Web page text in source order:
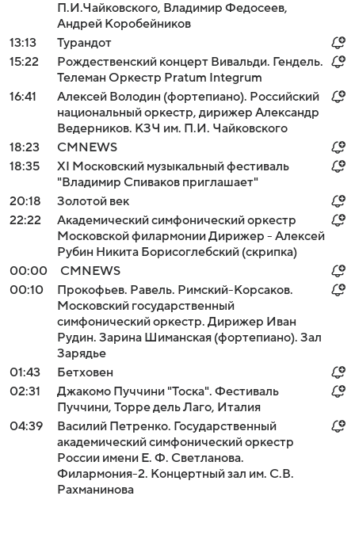
П.И.Чайковского, Владимир Федосеев,
Андрей Коробейников
13:13
Турандот
15:22
Рождественский концерт Вивальди. Гендель.
Телеман Оркестр Pratum Integrum
16:41
Алексей Володин (фортепиано). Российский
национальный оркестр, дирижер Александр
Ведерников. КЗЧ им. П.И. Чайковского
18:23
СМNEWS
18:35
XI Московский музыкальный фестиваль
"Владимир Спиваков приглашает"
20:18
Золотой век
22:22
Академический симфонический оркестр
Московской филармонии Дирижер - Алексей
Рубин Никита Борисоглебский (скрипка)
00:00
СМNEWS
00:10
Прокофьев. Равель. Римский-Корсаков.
Московский государственный
симфонический оркестр. Дирижер Иван
Рудин. Зарина Шиманская (фортепиано). Зал
Зарядье
01:43
Бетховен
02:31
Джакомо Пуччини "Тоска". Фестиваль
Пуччини, Торре дель Лаго, Италия
04:39
Василий Петренко. Государственный
академический симфонический оркестр
России имени Е. Ф. Светланова.
Филармония-2. Концертный зал им. С.В.
Рахманинова